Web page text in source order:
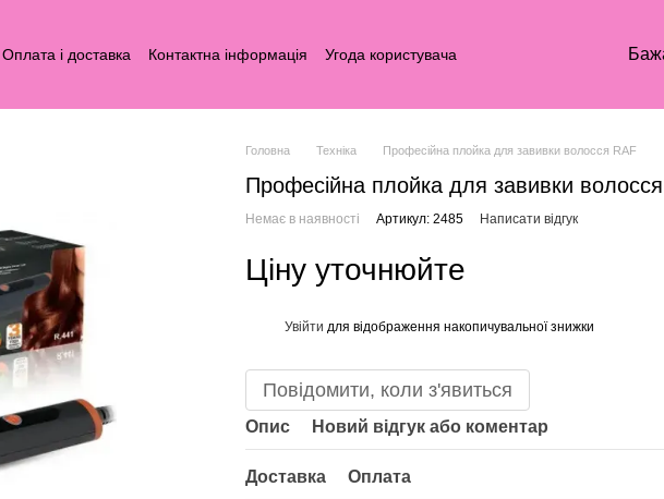
Оплата і доставка Контактна інформація
Угода користувача
Головна Техніка Професійна плойка для завивки волосся RAF
Професійна плойка для завивки
Немає в наявності Артикул: 2485 Написати відгук
Ціну уточнюйте
Увійти для відображення накопичувальної знижки
Повідомити, коли з'явиться
Опис Новий відгук або коментар
Доставка Оплата